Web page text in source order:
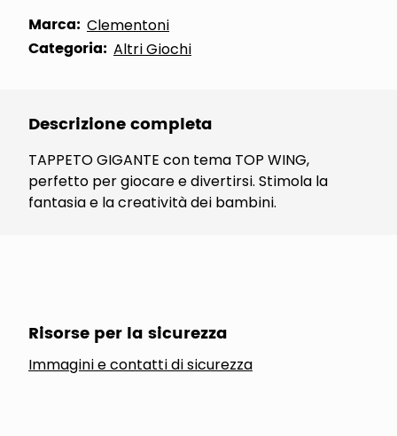
Marca: Clementoni
Categoria: Altri Giochi
Descrizione completa
TAPPETO GIGANTE con tema TOP WING,
perfetto per giocare e divertirsi. Stimola la
fantasia e la creatività dei bambini.
Risorse per la sicurezza
Immagini e contatti di sicurezza